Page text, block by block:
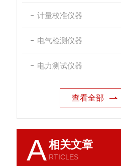
计量校准仪器
电气检测仪器
电力测试仪器
查看全部
A相关文章
RTICLES